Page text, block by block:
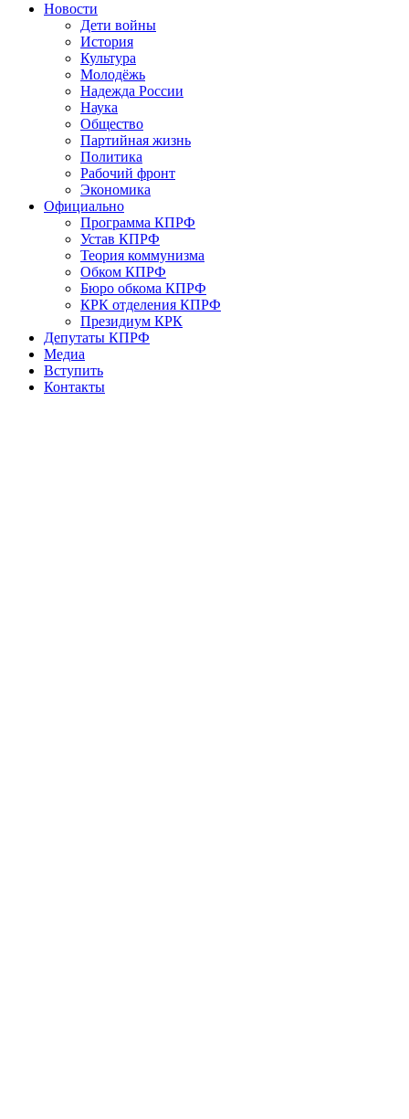
Новости
Дети войны
История
Культура
Молодёжь
Надежда России
Наука
Общество
Партийная жизнь
Политика
Рабочий фронт
Экономика
Официально
Программа КПРФ
Устав КПРФ
Теория коммунизма
Обком КПРФ
Бюро обкома КПРФ
КРК отделения КПРФ
Президиум КРК
Депутаты КПРФ
Медиа
Вступить
Контакты